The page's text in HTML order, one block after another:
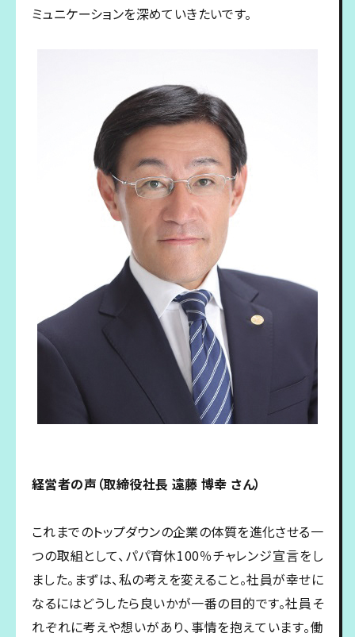
ミュニケーションを深めていきたいです。
経営者の声（取締役社長 遠藤 博幸 さん）
これまでのトップダウンの企業の体質を進化させる一
つの取組として、パパ育休100％チャレンジ宣言をし
ました。まずは、私の考えを変えること。社員が幸せに
なるにはどうしたら良いかが一番の目的です。社員そ
れぞれに考えや想いがあり、事情を抱えています。働